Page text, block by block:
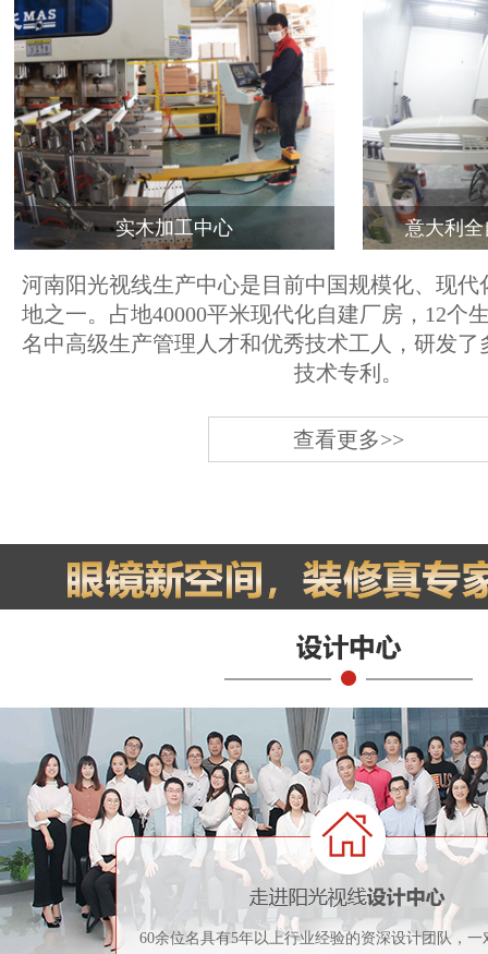
实木加工中心 意大利
河南阳光视线生产中心是目前中国规模化、现代
地之一。占地40000平米现代化自建厂房，12个
名中高级生产管理人才和优秀技术工人，研发了
技术专利。
查看更多>>
60余位名具有5年以上行业经验的资深设计团队，一